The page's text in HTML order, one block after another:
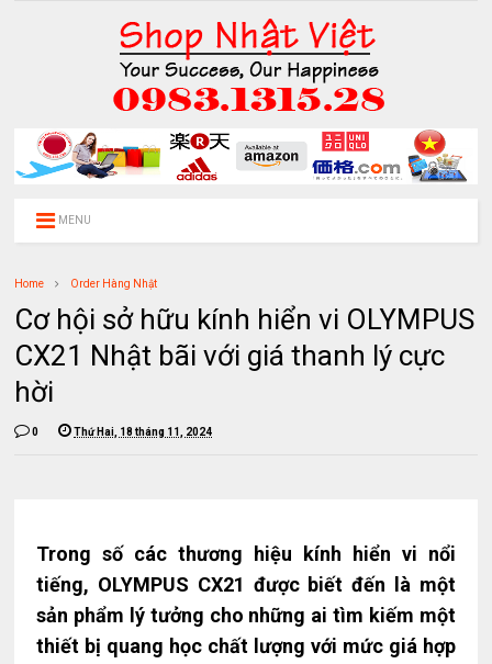
MENU
Home Order Hàng Nhật
Cơ hội sở hữu kính hiển vi OLYMPUS
CX21 Nhật bãi với giá thanh lý cực
hời
0 Thứ Hai, 18 tháng 11, 2024
Trong số các thương hiệu kính hiển vi nổi
tiếng, OLYMPUS CX21 được biết đến là một
sản phẩm lý tưởng cho những ai tìm kiếm một
thiết bị quang học chất lượng với mức giá hợp